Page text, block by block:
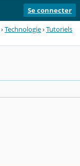
Se connecter
›Technologie›Tutoriels